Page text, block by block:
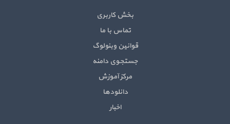
بخش کاربری
تماس با ما
قوانین وبنولوگ
جستجوی دامنه
مرکز آموزش
دانلودها
اخبار